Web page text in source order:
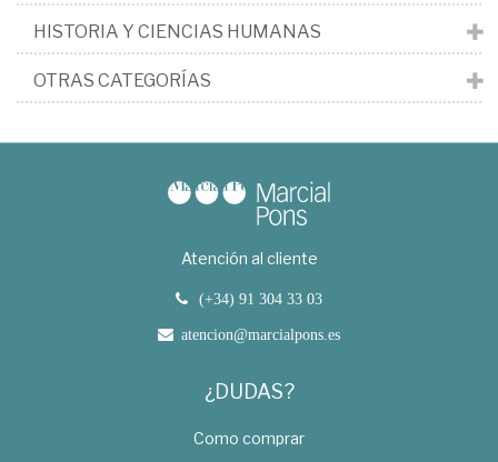
HISTORIA Y CIENCIAS HUMANAS
OTRAS CATEGORÍAS
Atención al cliente
(+34) 91 304 33 03
atencion@marcialpons.es
¿DUDAS?
Como comprar